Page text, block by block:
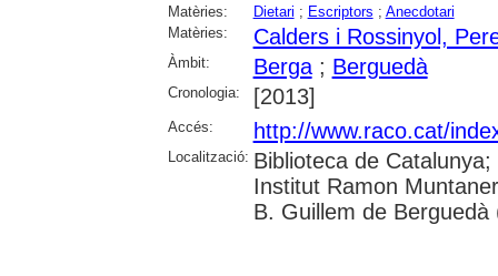
Matèries: Dietari ; Escriptors ; Anecdotari
Matèries:
Calders i Rossinyol,
Àmbit: Berga; Berguedà
Cronologia: [2013]
Accés: http://www.raco.cat/
Localització: Biblioteca de
Institut Ramon
B. Guillem de Berguedà